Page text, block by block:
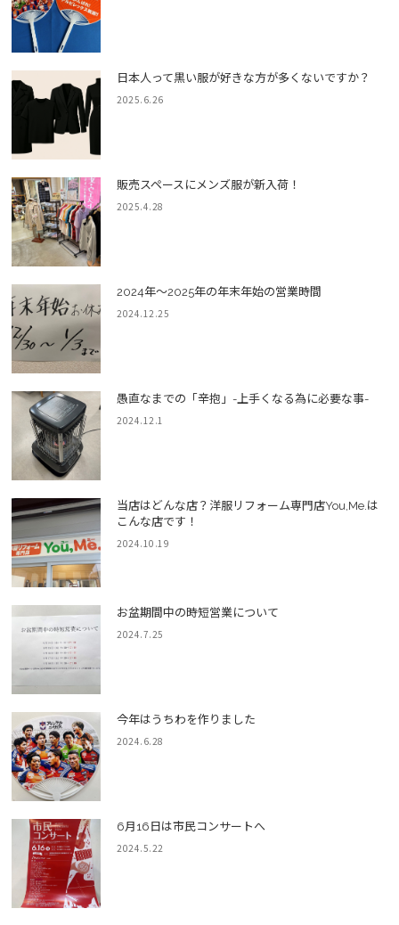
日本人って黒い服が好きな方が多くないですか？
2025.6.26
販売スペースにメンズ服が新入荷！
2025.4.28
2024年～2025年の年末年始の営業時間
2024.12.25
愚直なまでの「辛抱」-上手くなる為に必要な事-
2024.12.1
当店はどんな店？洋服リフォーム専門店You,Me.は
こんな店です！
2024.10.19
お盆期間中の時短営業について
2024.7.25
今年はうちわを作りました
2024.6.28
6月16日は市民コンサートへ
2024.5.22